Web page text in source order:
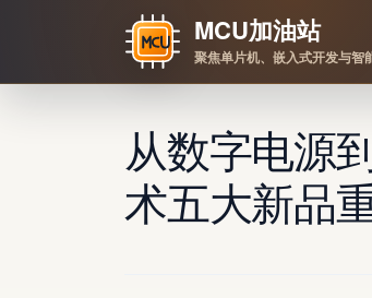
MCU加油站
聚焦单片机、嵌入式开发与智
从数字电源
术五大新品